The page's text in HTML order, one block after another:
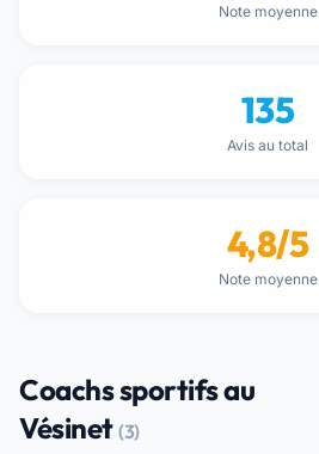
Note moyenne
135
Avis au total
4,8/5
Note moyenne
Coachs sportifs au
Vésinet(3)